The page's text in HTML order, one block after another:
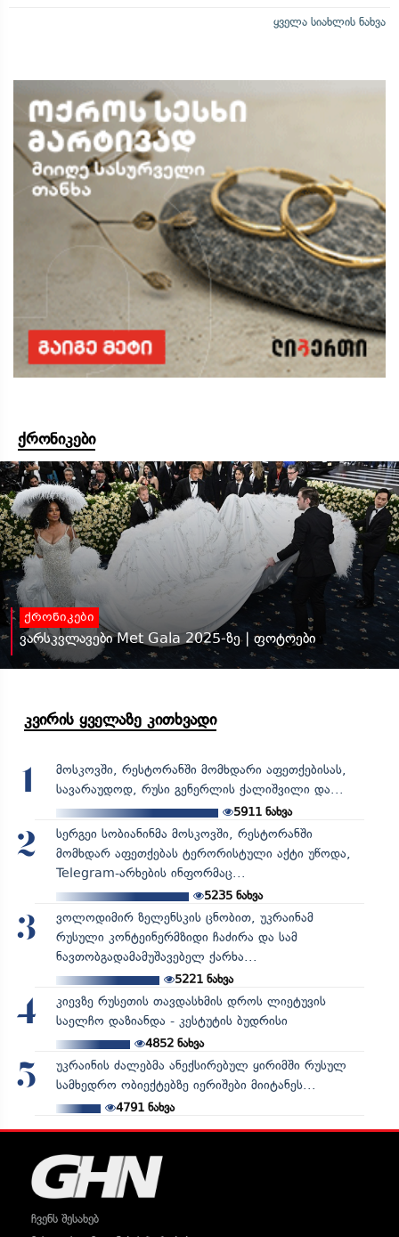
ყველა სიახლის ნახვა
ქრონიკები
ქრონიკები
ვარსკვლავები Met Gala 2025-ზე | ფოტოები
კვირის ყველაზე კითხვადი
1
მოსკოვში, რესტორანში მომხდარი აფეთქებისას,
სავარაუდოდ, რუსი გენერლის ქალიშვილი და...
5911 ნახვა
2
სერგეი სობიანინმა მოსკოვში, რესტორანში
მომხდარ აფეთქებას ტერორისტული აქტი უწოდა,
Telegram-არხების ინფორმაც...
5235ნახვა
3
ვოლოდიმირ ზელენსკის ცნობით, უკრაინამ
რუსული კონტეინერმზიდი ჩაძირა და სამ
ნავთობგადამამუშავებელ ქარხა...
5221ნახვა
4
კიევზე რუსეთის თავდასხმის დროს ლიეტუვის
საელჩო დაზიანდა - კესტუტის ბუდრისი
4852ნახვა
5
უკრაინის ძალებმა ანექსირებულ ყირიმში რუსულ
სამხედრო ობიექტებზე იერიშები მიიტანეს...
4791ნახვა
ჩვენს შესახებ